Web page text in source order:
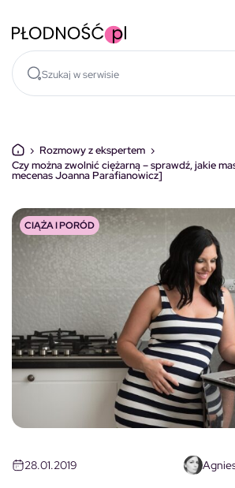
› Rozmowy z ekspertem ›
Czy można zwolnić ciężarną – sprawdź, jakie
mecenas Joanna Parafianowicz]
CIĄŻA I PORÓD
28.01.2019